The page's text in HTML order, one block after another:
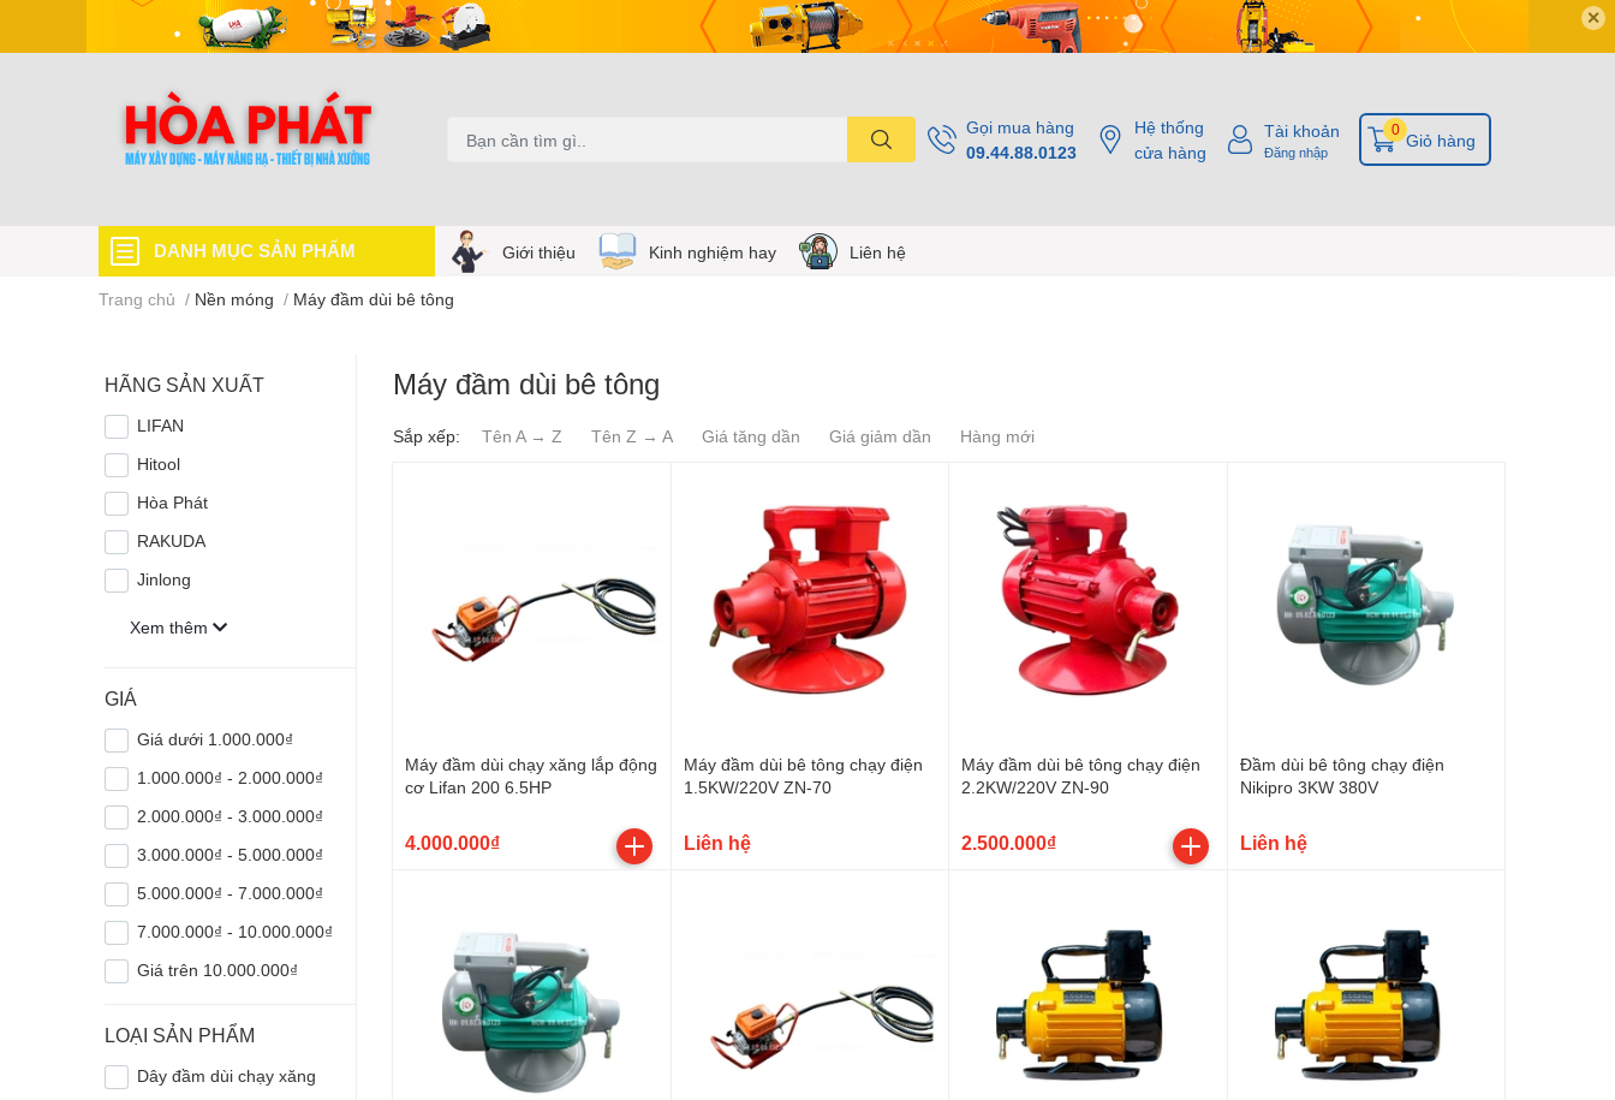
✕
Gọi mua hàng
09.44.88.0123
Hệ thống
cửa hàng
Tài khoản
Đăng nhập
Giỏ hàng
0
DANH MỤC SẢN PHẨM Giới thiệu Kinh nghiệm hay Liên hệ
Trang chủ / Nền móng / Máy đầm dùi bê tông
HÃNG SẢN XUẤT
LIFAN
Hitool
Hòa Phát
RAKUDA
Jinlong
Xem thêm
GIÁ
Giá dưới 1.000.000₫
1.000.000₫ - 2.000.000₫
2.000.000₫ - 3.000.000₫
3.000.000₫ - 5.000.000₫
5.000.000₫ - 7.000.000₫
7.000.000₫ - 10.000.000₫
Giá trên 10.000.000₫
LOẠI SẢN PHẨM
Dây đầm dùi chạy xăng
Máy đầm dùi bê tông
Sắp xếp: Tên A → Z Tên Z → A Giá tăng dần Giá giảm dần Hàng mới
Máy đầm dùi chạy xăng lắp động
cơ Lifan 200 6.5HP
4.000.000₫
Máy đầm dùi bê tông chạy điện
1.5KW/220V ZN-70
Liên hệ
Máy đầm dùi bê tông chạy điện
2.2KW/220V ZN-90
2.500.000₫
Đầm dùi bê tông chạy điện
Nikipro 3KW 380V
Liên hệ